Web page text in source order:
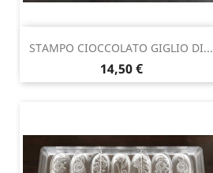
STAMPO CIOCCOLATO GIGLIO DI...
Prezzo
14,50 €